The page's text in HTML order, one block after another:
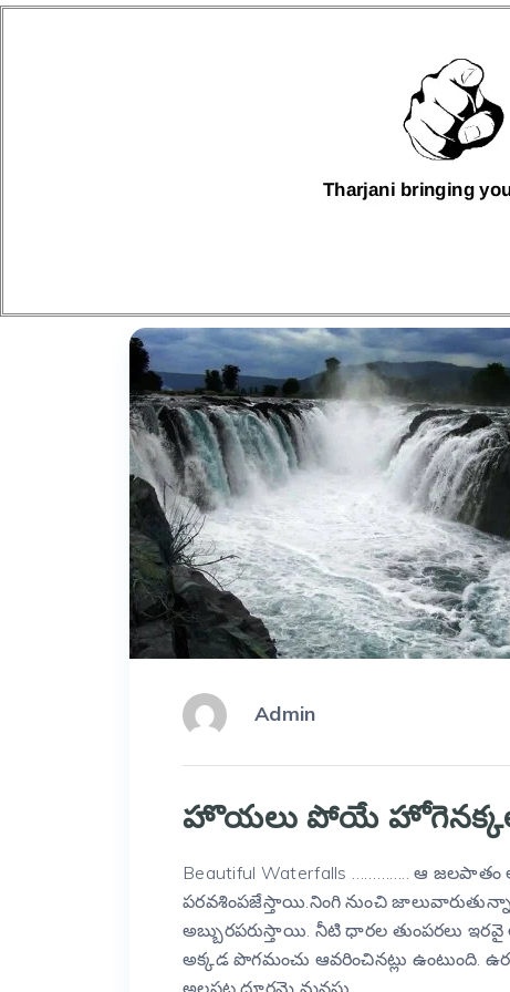
Admin
హొయలు పోయే
Beautiful Waterfalls ………….. ఆ
పరవశింపజేస్తాయి.నింగి నుంచి
అబ్బురపరుస్తాయి. నీటి ధారల తుంపరలు ఇరవై
అక్కడ పొగమంచు ఆవరించినట్లు ఉంటుంది.
అల‌స‌ట దూర‌మై మ‌న‌సు …